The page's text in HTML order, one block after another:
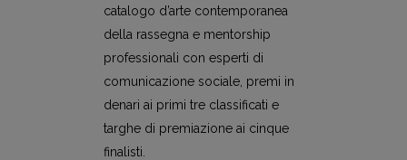
catalogo d’arte contemporanea
della rassegna e mentorship
professionali con esperti di
comunicazione sociale, premi in
denari ai primi tre classificati e
targhe di premiazione ai cinque
finalisti.